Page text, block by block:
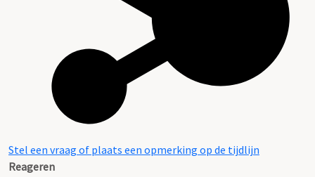
Stel een vraag of plaats een opmerking op de tijdlijn
Reageren